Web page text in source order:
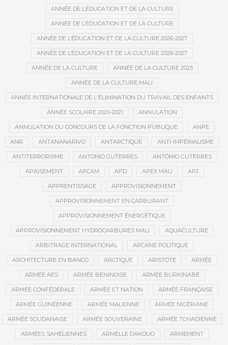
ANNÉE DE L’ÉDUCATION ET DE LA CULTURE
ANNÉE DE L’ÉDUCATION ET DE LA CULTURE
ANNÉE DE L’ÉDUCATION ET DE LA CULTURE 2026-2027
ANNÉE DE L’ÉDUCATION ET DE LA CULTURE 2026-2027
ANNÉE DE LA CULTURE ANNÉE DE LA CULTURE 2025
ANNÉE DE LA CULTURE MALI
ANNÉE INTERNATIONALE DE L'ÉLIMINATION DU TRAVAIL DES ENFANTS
ANNÉE SCOLAIRE 2020-2021 ANNULATION
ANNULATION DU CONCOURS DE LA FONCTION PUBLIQUE ANPE
ANR ANTANANARIVO ANTARCTIQUE ANTI-IMPÉRIALISME
ANTITERRORISME ANTONIO GUTERRES ANTÓNIO GUTERRES
APAISEMENT APCAM APD APEX MALI APJ
APPRENTISSAGE APPROVISIONNEMENT
APPROVISIONNEMENT EN CARBURANT
APPROVISIONNEMENT ÉNERGÉTIQUE
APPROVISIONNEMENT HYDROCARBURES MALI AQUACULTURE
ARBITRAGE INTERNATIONAL ARCANE POLITIQUE
ARCHITECTURE EN BANCO ARCTIQUE ARISTOTE ARMÉE
ARMÉE AES ARMÉE BÉNINOISE ARMÉE BURKINABÉ
ARMÉE CONFÉDÉRALE ARMÉE ET NATION ARMÉE FRANÇAISE
ARMÉE GUINÉENNE ARMÉE MALIENNE ARMÉE NIGÉRIANE
ARMÉE SOUDANAISE ARMÉE SOUVERAINE ARMÉE TCHADIENNE
ARMÉES SAHÉLIENNES ARMELLE DAKOUO ARMEMENT